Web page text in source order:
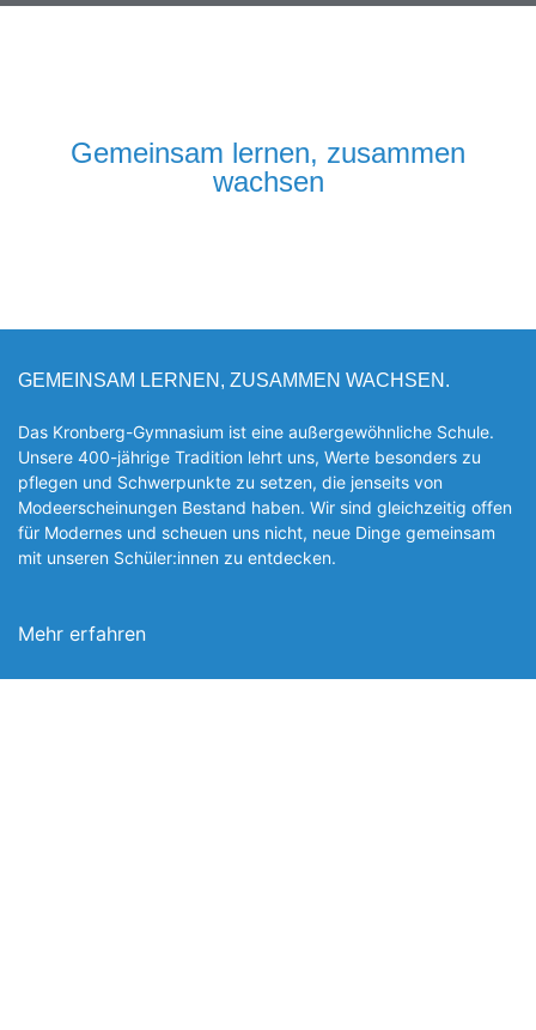
Gemeinsam lernen, zusammen
wachsen
GEMEINSAM LERNEN, ZUSAMMEN WACHSEN.
Das Kronberg-Gymnasium ist eine außergewöhnliche Schule.
Unsere 400-jährige Tradition lehrt uns, Werte besonders zu
pflegen und Schwerpunkte zu setzen, die jen­seits von
Modeerscheinungen Be­stand haben. Wir sind gleichzeitig offen
für Modernes und scheuen uns nicht, neue Dinge gemeinsam
mit unseren Schüler:innen zu entde­cken.
Mehr erfahren